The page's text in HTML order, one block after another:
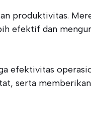
produktivitas.
efektif dan
efektivitas
serta